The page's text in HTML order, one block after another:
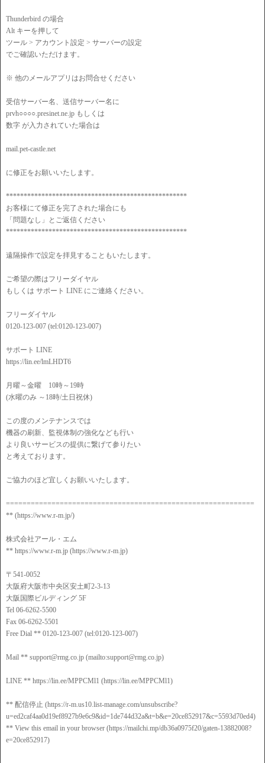
Thunderbird の場合
Alt キーを押して
ツール > アカウント設定 > サーバーの設定
でご確認いただけます。
※ 他のメールアプリはお問合せください
受信サーバー名、送信サーバー名に
prvh○○○○.presinet.ne.jp もしくは
数字 が入力されていた場合は
mail.pet-castle.net
に修正をお願いいたします。
***************************************************
お客様にて修正を完了された場合にも
「問題なし」とご返信ください
***************************************************
遠隔操作で設定を拝見することもいたします。
ご希望の際はフリーダイヤル
もしくは サポート LINE にご連絡ください。
フリーダイヤル
0120-123-007 (tel:0120-123-007)
サポート LINE
https://lin.ee/lmLHDT6
月曜～金曜 10時～19時
(水曜のみ ～18時/土日祝休)
この度のメンテナンスでは
機器の刷新、監視体制の強化なども行い
より良いサービスの提供に繋げて参りたい
と考えております。
ご協力のほど宜しくお願いいたします。
============================================================
** (https://www.r-m.jp/)
株式会社アール・エム
** https://www.r-m.jp (https://www.r-m.jp)
〒541-0052
大阪府大阪市中央区安土町2-3-13
大阪国際ビルディング 5F
Tel 06-6262-5500
Fax 06-6262-5501
Free Dial ** 0120-123-007 (tel:0120-123-007)
Mail ** support@rmg.co.jp (mailto:support@rmg.co.jp)
LINE ** https://lin.ee/MPPCMl1 (https://lin.ee/MPPCMl1)
** 配信停止 (https://r-m.us10.list-manage.com/unsubscribe?
u=ed2caf4aa0d19ef8927b9e6c9&id=1de744d32a&t=b&e=20ce852917&c=5593d70ed4)
** View this email in your browser (https://mailchi.mp/db36a0975f20/gaten-13882008?
e=20ce852917)